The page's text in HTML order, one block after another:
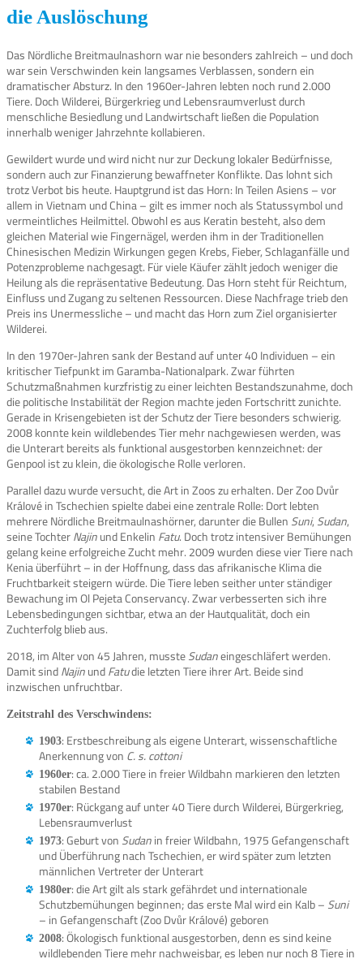
die Auslöschung
Das Nördliche Breitmaulnashorn war nie besonders zahlreich – und doch
war sein Verschwinden kein langsames Verblassen, sondern ein
dramatischer Absturz. In den 1960er-Jahren lebten noch rund 2.000
Tiere. Doch Wilderei, Bürgerkrieg und Lebensraumverlust durch
menschliche Besiedlung und Landwirtschaft ließen die Population
innerhalb weniger Jahrzehnte kollabieren.
Gewildert wurde und wird nicht nur zur Deckung lokaler Bedürfnisse,
sondern auch zur Finanzierung bewaffneter Konflikte. Das lohnt sich
trotz Verbot bis heute. Hauptgrund ist das Horn: In Teilen Asiens – vor
allem in Vietnam und China – gilt es immer noch als Statussymbol und
vermeintliches Heilmittel. Obwohl es aus Keratin besteht, also dem
gleichen Material wie Fingernägel, werden ihm in der Traditionellen
Chinesischen Medizin Wirkungen gegen Krebs, Fieber, Schlaganfälle und
Potenzprobleme nachgesagt. Für viele Käufer zählt jedoch weniger die
Heilung als die repräsentative Bedeutung. Das Horn steht für Reichtum,
Einfluss und Zugang zu seltenen Ressourcen. Diese Nachfrage trieb den
Preis ins Unermessliche – und macht das Horn zum Ziel organisierter
Wilderei.
In den 1970er-Jahren sank der Bestand auf unter 40 Individuen – ein
kritischer Tiefpunkt im Garamba-Nationalpark. Zwar führten
Schutzmaßnahmen kurzfristig zu einer leichten Bestandszunahme, doch
die politische Instabilität der Region machte jeden Fortschritt zunichte.
Gerade in Krisengebieten ist der Schutz der Tiere besonders schwierig.
2008 konnte kein wildlebendes Tier mehr nachgewiesen werden, was
die Unterart bereits als funktional ausgestorben kennzeichnet: der
Genpool ist zu klein, die ökologische Rolle verloren.
Parallel dazu wurde versucht, die Art in Zoos zu erhalten. Der Zoo Dvůr
Králové in Tschechien spielte dabei eine zentrale Rolle: Dort lebten
mehrere Nördliche Breitmaulnashörner, darunter die BullenSuni,Sudan,
seine TochterNajinund EnkelinFatu. Doch trotz intensiver Bemühungen
gelang keine erfolgreiche Zucht mehr. 2009 wurden diese vier Tiere nach
Kenia überführt – in der Hoffnung, dass das afrikanische Klima die
Fruchtbarkeit steigern würde. Die Tiere leben seither unter ständiger
Bewachung im Ol Pejeta Conservancy. Zwar verbesserten sich ihre
Lebensbedingungen sichtbar, etwa an der Hautqualität, doch ein
Zuchterfolg blieb aus.
2018, im Alter von 45 Jahren, mussteSudaneingeschläfert werden.
Damit sindNajinundFatudie letzten Tiere ihrer Art. Beide sind
inzwischen unfruchtbar.
Zeitstrahl des Verschwindens:
1903: Erstbeschreibung als eigene Unterart, wissenschaftliche
Anerkennung vonC. s. cottoni
1960er: ca. 2.000 Tiere in freier Wildbahn markieren den letzten
stabilen Bestand
1970er: Rückgang auf unter 40 Tiere durch Wilderei, Bürgerkrieg,
Lebensraumverlust
1973: Geburt vonSudanin freier Wildbahn, 1975 Gefangenschaft
und Überführung nach Tschechien, er wird später zum letzten
männlichen Vertreter der Unterart
1980er: die Art gilt als stark gefährdet und internationale
Schutzbemühungen beginnen; das erste Mal wird ein Kalb –Suni
– in Gefangenschaft (Zoo Dvůr Králové) geboren
2008: Ökologisch funktional ausgestorben, denn es sind keine
wildlebenden Tiere mehr nachweisbar, es leben nur noch 8 Tiere in